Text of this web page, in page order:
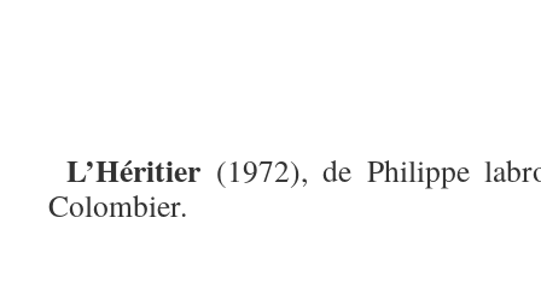
L’Héritier (1972), de Philippe
Colombier.